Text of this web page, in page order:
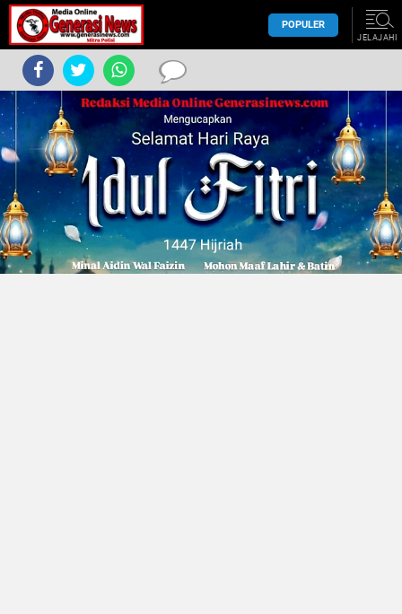
POPULER
JELAJAHI